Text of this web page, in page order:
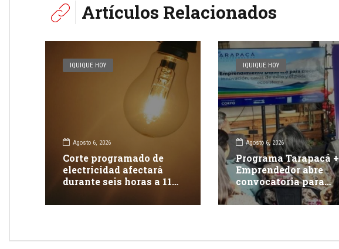
Artículos Relacionados
IQUIQUE HOY
Agosto 6, 2026
Corte programado de
electricidad afectará
durante seis horas a 117
IQUIQUE HOY
Agosto 6, 2026
Programa Tarapacá +
Emprendedor abre
convocatoria para
apoyar 15 proyectos
innovadores